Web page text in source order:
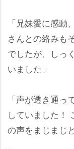
「兄妹愛に感
さんとの絡みも
でしたが、しっ
いました」
「声が透き通
していました！
の声をまじまじ